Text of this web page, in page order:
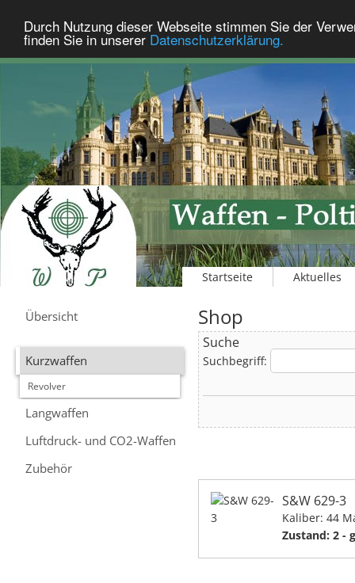
Durch Nutzung dieser Webseite stimmen Sie der
finden Sie in unserer Datenschutzerklärung.
Startseite Aktuelles
Übersicht
Kurzwaffen
Revolver
Langwaffen
Luftdruck- und CO2-Waffen
Zubehör
Shop
Suche
Suchbegriff:
S&W 629-3
Kaliber: 44
Zustand: 2 -